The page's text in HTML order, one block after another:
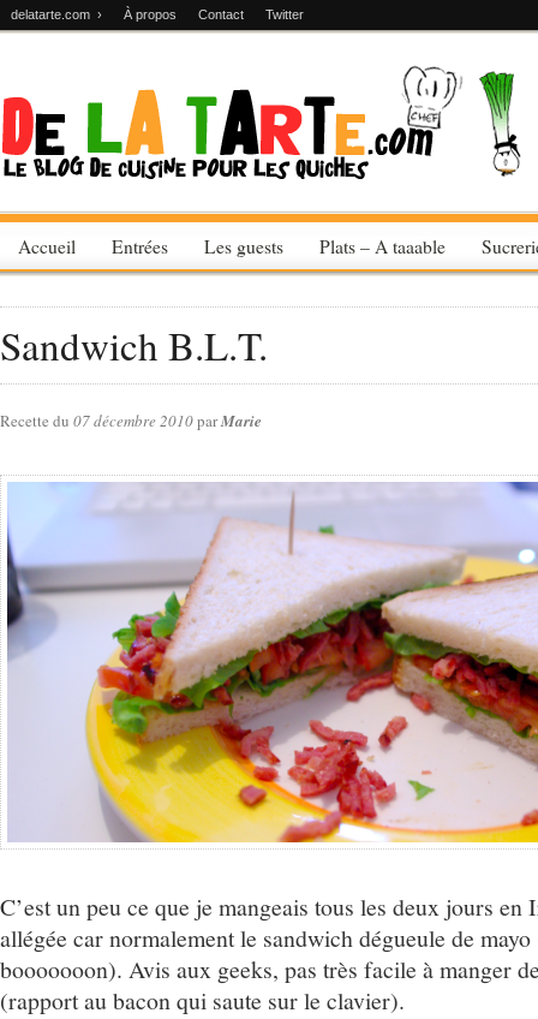
delatarte.com › À propos Contact Twitter
Accueil Entrées Les guests Plats – A taaable
Sandwich B.L.T.
Recette du 07 décembre 2010parMarie
C’est un peu ce que je mangeais tous les deux jours en
allégée car normalement le sandwich dégueule de mayo
booooooon). Avis aux geeks, pas très facile à manger
(rapport au bacon qui saute sur le clavier).